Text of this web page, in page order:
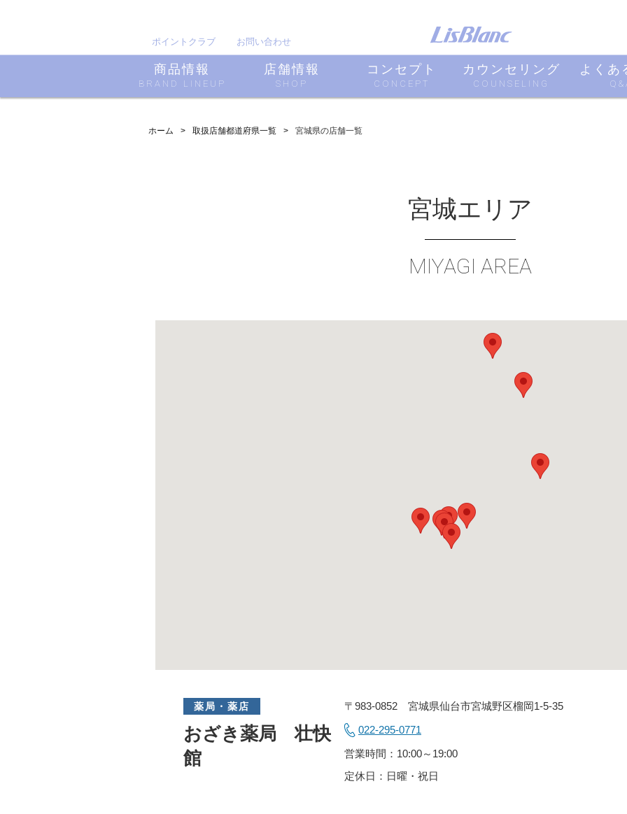
ポイントクラブ お問い合わせ
商品情報
BRAND LINEUP
店舗情報
SHOP
コンセプト
CONCEPT
カウンセリング
COUNSELING
よくあ
ホーム 取扱店舗都道府県一覧 宮城県の店舗一覧
宮城エリア
MIYAGI AREA
薬局・薬店
おざき薬局 壮快
館
〒983-0852 宮城県仙台市宮城野区榴岡1-5-35
022-295-0771
営業時間：10:00～19:00
定休日：日曜・祝日